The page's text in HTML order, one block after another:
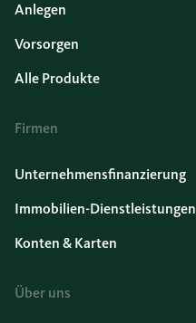
Anlegen
Vorsorgen
Alle Produkte
Firmen
Unternehmensfinanzierung
Immobilien-Dienstleistungen
Konten & Karten
Über uns